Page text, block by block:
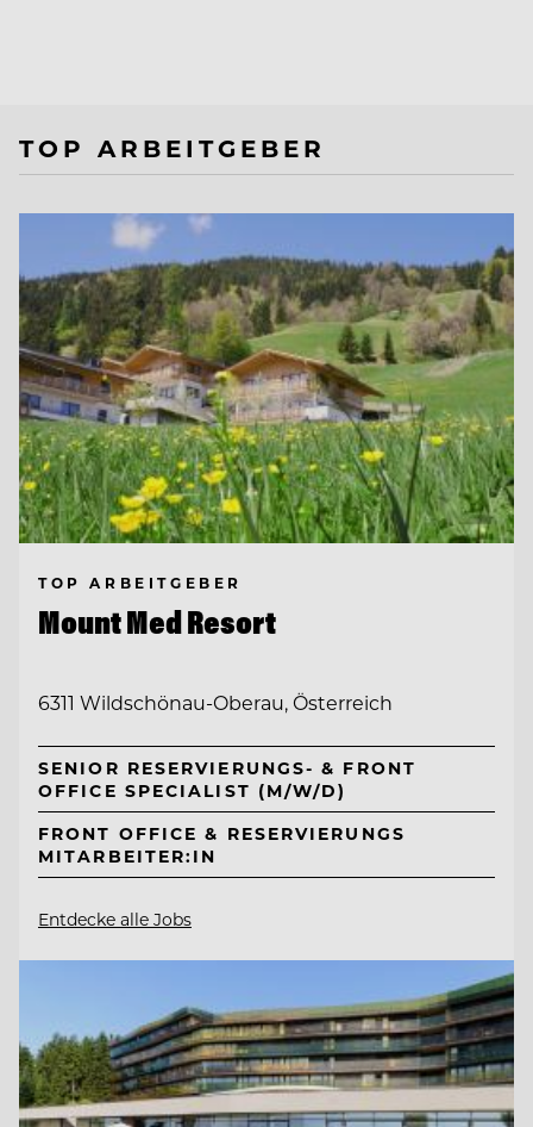
TOP ARBEITGEBER
TOP ARBEITGEBER
Mount Med Resort
6311 Wildschönau-Oberau, Österreich
SENIOR RESERVIERUNGS- & FRONT
OFFICE SPECIALIST (M/W/D)
FRONT OFFICE & RESERVIERUNGS
MITARBEITER:IN
Entdecke alle Jobs